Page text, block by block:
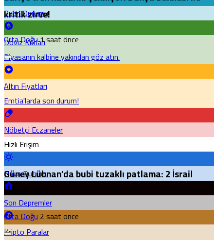
Puan Durumu
Döviz Kurları
Piyasanın kalbine yakından göz atın.
Altın Fiyatları
Emtia'larda son durum!
Nöbetçi Eczaneler
Hızlı Erişim
Hava Durumu
Son Depremler
Kripto Paralar
kritik zirve!
Orta Doğu1 saat önce
Güney Lübnan’da bubi tuzaklı patlama: 2 İsrail
askeri öldü
Orta Doğu2 saat önce